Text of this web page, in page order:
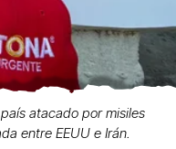
atacado por misiles
entre EEUU e Irán.